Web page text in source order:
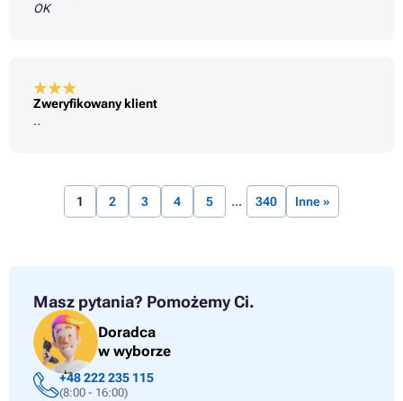
OK
Zweryfikowany klient
..
1 2 3 4 5 340 Inne »
Masz pytania? Pomożemy Ci.
Doradca
w wyborze
+48 222 235 115
(8:00 - 16:00)